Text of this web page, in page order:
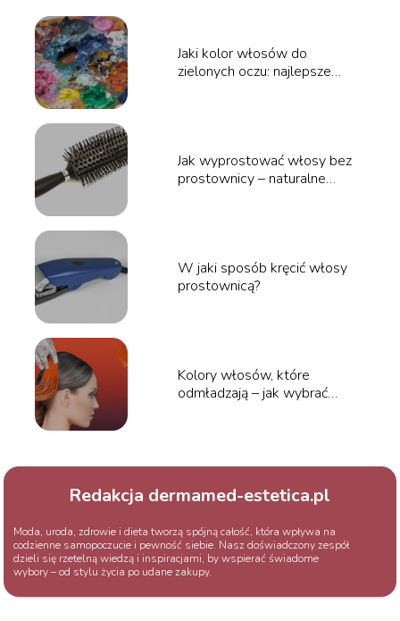
Jaki kolor włosów do
zielonych oczu: najlepsze
Jak wyprostować włosy bez
prostownicy – naturalne
W jaki sposób kręcić włosy
prostownicą?
Kolory włosów, które
odmładzają – jak wybrać
Redakcja dermamed-estetica.pl
Moda, uroda, zdrowie i dieta tworzą spójną całość, która wpływa na
codzienne samopoczucie i pewność siebie. Nasz doświadczony zespół
dzieli się rzetelną wiedzą i inspiracjami, by wspierać świadome
wybory – od stylu życia po udane zakupy.